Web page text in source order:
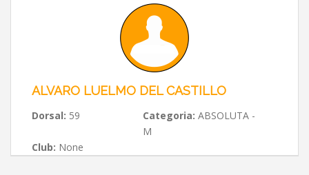
ALVARO LUELMO DEL CASTILLO
Dorsal: 59 Categoria: ABSOLUTA -
M
Club: None